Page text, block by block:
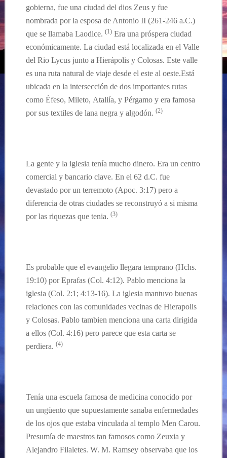
gobierna, fue una ciudad del dios Zeus y fue
nombrada por la esposa de Antonio II (261-246 a.C.)
que se llamaba Laodice. (1)Era una próspera ciudad
económicamente. La ciudad está localizada en el Valle
del Rio Lycus junto a Hierápolis y Colosas. Este valle
es una ruta natural de viaje desde el este al oeste.Está
ubicada en la intersección de dos importantes rutas
como Éfeso, Mileto, Ataliía, y Pérgamoy era famosa
por sus textiles de lana negra y algodón. (2)
La gente y la iglesia tenía mucho dinero. Era un centro
comercial y bancario clave. En el 62 d.C. fue
devastado por un terremoto (Apoc. 3:17) pero a
diferencia de otras ciudades se reconstruyó a si misma
por las riquezas que tenia. (3)
Es probable que el evangelio llegara temprano (Hchs.
19:10) por Eprafas (Col. 4:12). Pablo menciona la
iglesia (Col. 2:1; 4:13-16). La iglesia mantuvo buenas
relaciones con las comunidades vecinas de Hierapolis
y Colosas. Pablo tambien menciona una carta dirigida
a ellos (Col. 4:16) pero parece que esta carta se
perdiera. (4)
Tenía una escuela famosa de medicina conocido por
un ungüento que supuestamente sanaba enfermedades
de los ojos que estaba vinculada al templo Men Carou.
Presumía de maestros tan famosos como Zeuxia y
Alejandro Filaletes. W. M. Ramsey observaba que los